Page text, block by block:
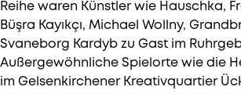
Reihe waren Künstler wie Hauschka,
Büşra Kayıkçı, Michael Wollny,
Svaneborg Kardyb zu Gast im
Außergewöhnliche Spielorte wie die
im Gelsenkirchener Kreativquartier